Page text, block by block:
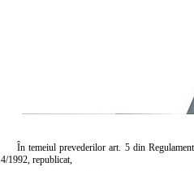
În temeiul prevederilor art. 5 din
4/1992, republicat,